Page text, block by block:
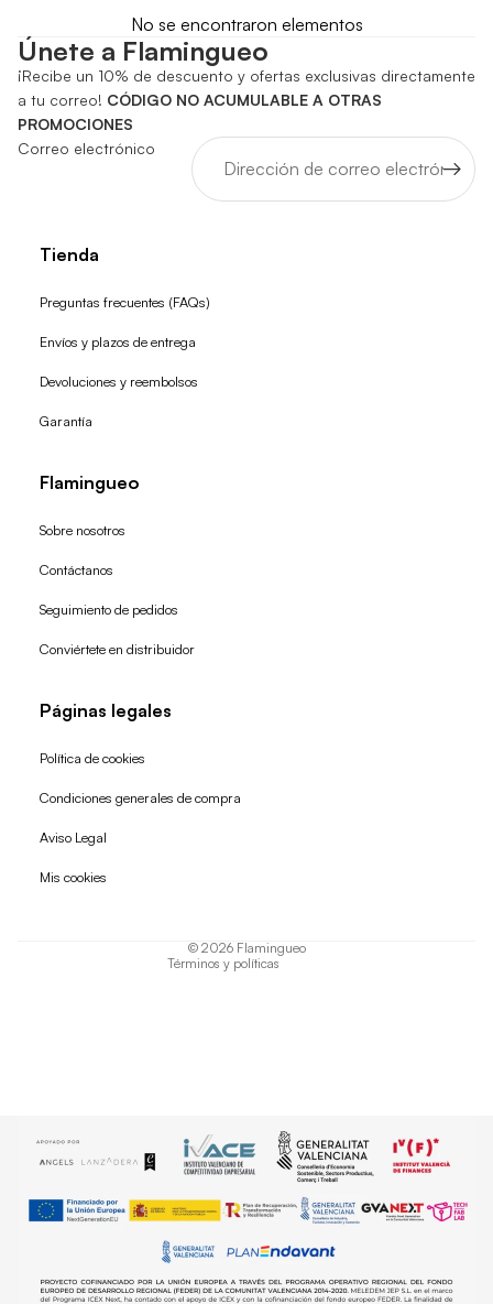
No se encontraron elementos
Únete a Flamingueo
¡Recibe un 10% de descuento y ofertas exclusivas directamente
a tu correo! CÓDIGO NO ACUMULABLE A OTRAS
PROMOCIONES
Correo electrónico
Tienda
Preguntas frecuentes (FAQs)
Envíos y plazos de entrega
Devoluciones y reembolsos
Garantía
Flamingueo
Sobre nosotros
Contáctanos
Seguimiento de pedidos
Conviértete en distribuidor
Páginas legales
Política de cookies
Condiciones generales de compra
Aviso Legal
Mis cookies
© 2026 Flamingueo
Términos y políticas